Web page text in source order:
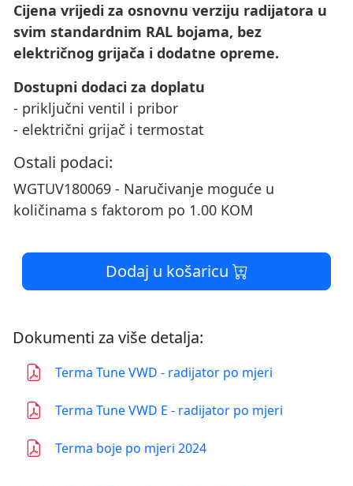
Cijena vrijedi za osnovnu verziju radijatora u
svim standardnim RAL bojama, bez
električnog grijača i dodatne opreme.
Dostupni dodaci za doplatu
- priključni ventil i pribor
- električni grijač i termostat
Ostali podaci:
WGTUV180069 - Naručivanje moguće u
količinama s faktorom po 1.00 KOM
Dodaj u košaricu
Dokumenti za više detalja:
Terma Tune VWD - radijator po mjeri
Terma Tune VWD E - radijator po mjeri
Terma boje po mjeri 2024